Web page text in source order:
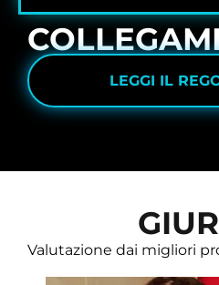
LEGGI IL
Valutazione dai migliori